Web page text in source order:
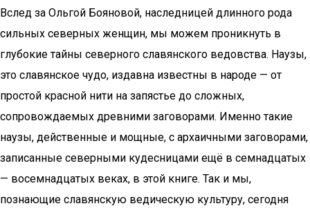
Вслед за Ольгой Бояновой, наследницей длинного рода
сильных северных женщин, мы можем проникнуть в
глубокие тайны северного славянского ведовства. Наузы,
это славянское чудо, издавна известны в народе — от
простой красной нити на запястье до сложных,
сопровождаемых древними заговорами. Именно такие
наузы, действенные и мощные, с архаичными заговорами,
записанные северными кудесницами ещё в семнадцатых
— восемнадцатых веках, в этой книге. Так и мы,
познающие славянскую ведическую культуру, сегодня